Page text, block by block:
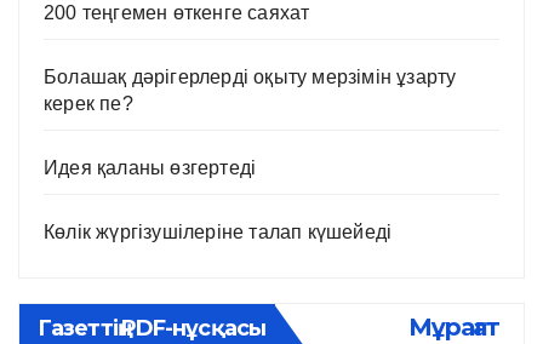
200 теңгемен өткенге саяхат
Болашақ дәрігерлерді оқыту мерзімін ұзарту
керек пе?
Идея қаланы өзгертеді
Көлік жүргізушілеріне талап күшейеді
Газеттің PDF-нұсқасы Мұрағат